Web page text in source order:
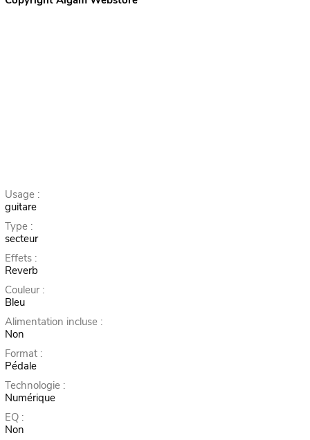
Usage :
guitare
Type :
secteur
Effets :
Reverb
Couleur :
Bleu
Alimentation incluse :
Non
Format :
Pédale
Technologie :
Numérique
EQ :
Non